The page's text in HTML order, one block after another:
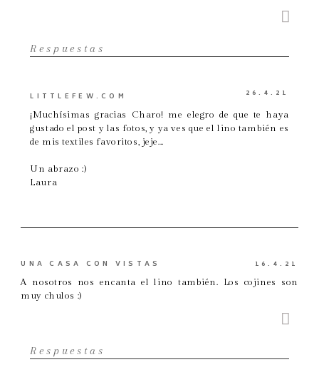
Respuestas
LITTLEFEW.COM
26.4.21
¡Muchísimas gracias Charo! me elegro de que te haya
gustado el post y las fotos, y ya ves que el lino también es
de mis textiles favoritos, jeje...
Un abrazo :)
Laura
UNA CASA CON VISTAS
16.4.21
A nosotros nos encanta el lino también. Los cojines son
muy chulos :)
Respuestas